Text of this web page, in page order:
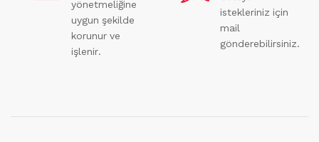
yönetmeliğine
uygun şekilde
korunur ve
işlenir.
istekleriniz için
mail
gönderebilirsiniz.